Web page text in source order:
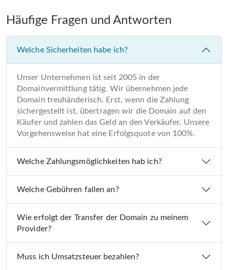
Häufige Fragen und Antworten
Welche Sicherheiten habe ich?
Unser Unternehmen ist seit 2005 in der
Domainvermittlung tätig. Wir übernehmen jede
Domain treuhänderisch. Erst, wenn die Zahlung
sichergestellt ist, übertragen wir die Domain auf den
Käufer und zahlen das Geld an den Verkäufer. Unsere
Vorgehensweise hat eine Erfolgsquote von 100%.
Welche Zahlungsmöglichkeiten hab ich?
Welche Gebühren fallen an?
Wie erfolgt der Transfer der Domain zu meinem
Provider?
Muss ich Umsatzsteuer bezahlen?